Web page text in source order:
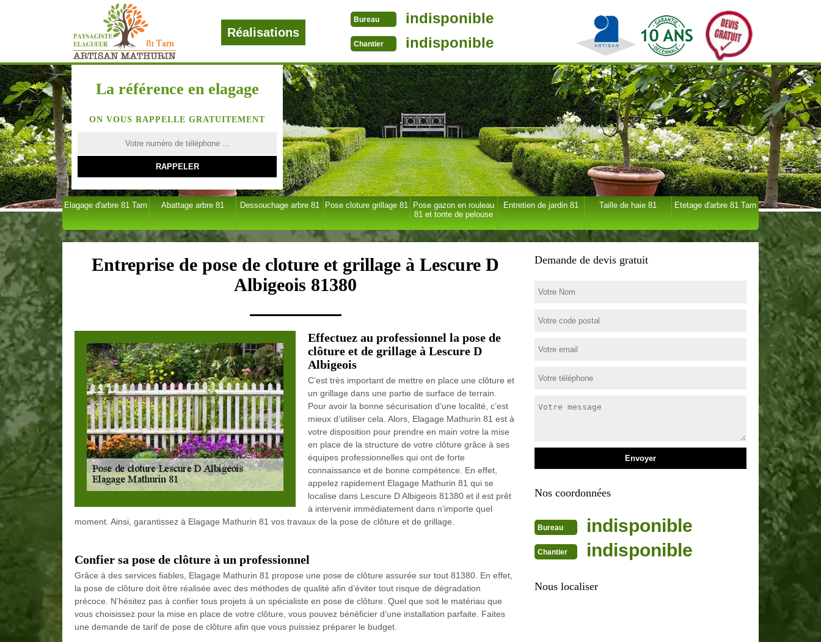
Réalisations
Bureau indisponible
Chantier indisponible
La référence en elagage
ON VOUS RAPPELLE GRATUITEMENT
Elagage d'arbre 81 Tarn Abattage arbre 81 Dessouchage arbre 81 Pose cloture grillage 81
Pose gazon en rouleau
81 et tonte de pelouse
Entretien de jardin 81 Taille de haie 81 Etetage d'arbre 81 Tarn
Entreprise de pose de cloture et grillage à Lescure D
Albigeois 81380
Effectuez au professionnel la pose de
clôture et de grillage à Lescure D
Albigeois
C’est très important de mettre en place une clôture et
un grillage dans une partie de surface de terrain.
Pour avoir la bonne sécurisation d’une localité, c’est
mieux d’utiliser cela. Alors, Elagage Mathurin 81 est à
votre disposition pour prendre en main votre la mise
en place de la structure de votre clôture grâce à ses
équipes professionnelles qui ont de forte
connaissance et de bonne compétence. En effet,
appelez rapidement Elagage Mathurin 81 qui se
localise dans Lescure D Albigeois 81380 et il est prêt
à intervenir immédiatement dans n’importe quel
moment. Ainsi, garantissez à Elagage Mathurin 81 vos travaux de la pose de clôture et de grillage.
Confier sa pose de clôture à un professionnel
Grâce à des services fiables, Elagage Mathurin 81 propose une pose de clôture assurée sur tout 81380. En effet,
la pose de clôture doit être réalisée avec des méthodes de qualité afin d’éviter tout risque de dégradation
précoce. N’hésitez pas à confier tous projets à un spécialiste en pose de clôture. Quel que soit le matériau que
vous choisissez pour la mise en place de votre clôture, vous pouvez bénéficier d’une installation parfaite. Faites
une demande de tarif de pose de clôture afin que vous puissiez préparer le budget.
Demande de devis gratuit
Nos coordonnées
Bureau indisponible
Chantier indisponible
Nous localiser